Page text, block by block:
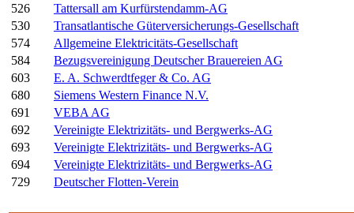
526
Tattersall am Kurfürstendamm-AG
530
Transatlantische Güterversicherungs-Gesellschaft
574
Allgemeine Elektricitäts-Gesellschaft
584
Bezugsvereinigung Deutscher Brauereien AG
603
E. A. Schwerdtfeger & Co. AG
680
Siemens Western Finance N.V.
691
VEBA AG
692
Vereinigte Elektrizitäts- und Bergwerks-AG
693
Vereinigte Elektrizitäts- und Bergwerks-AG
694
Vereinigte Elektrizitäts- und Bergwerks-AG
729
Deutscher Flotten-Verein